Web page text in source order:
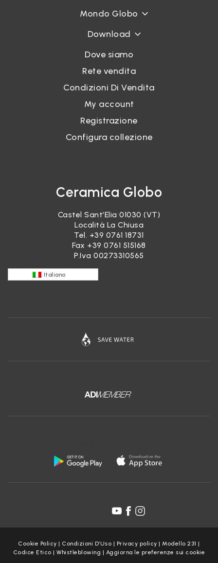
Mondo Globo
Download
Dove siamo
Rete vendita
Condizioni Di Vendita
My account
Registrazione
Configura collezione
Ceramica Globo
Castel Sant’Elia 01030 (VT)
Località La Chiusa
Tel. +39 0761 18731
Fax +39 0761 515168
P.Iva 00273310565
Italiano
Cookie Policy | Condizioni D’Uso | Privacy policy |Modello 231 |
Codice Etico |Whistleblowing | Aggiorna le preferenze sui cookie